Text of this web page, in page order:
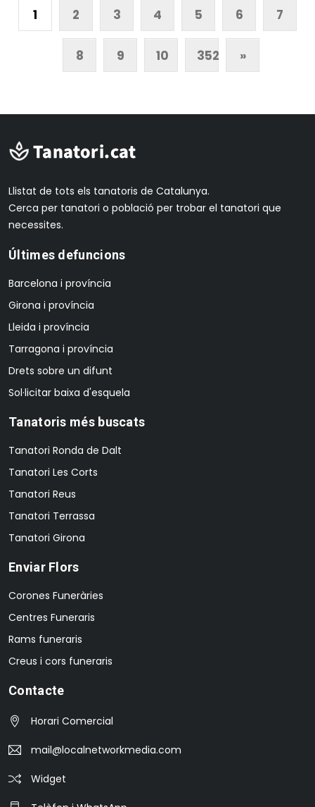
1 2 3 4 5 6 7
8 9 10 352 »
Llistat de tots els tanatoris de Catalunya.
Cerca per tanatori o població per trobar el tanatori que
necessites.
Últimes defuncions
Barcelona i província
Girona i província
Lleida i província
Tarragona i província
Drets sobre un difunt
Sol·licitar baixa d'esquela
Tanatoris més buscats
Tanatori Ronda de Dalt
Tanatori Les Corts
Tanatori Reus
Tanatori Terrassa
Tanatori Girona
Enviar Flors
Corones Funeràries
Centres Funeraris
Rams funeraris
Creus i cors funeraris
Contacte
Horari Comercial
mail@localnetworkmedia.com
Widget